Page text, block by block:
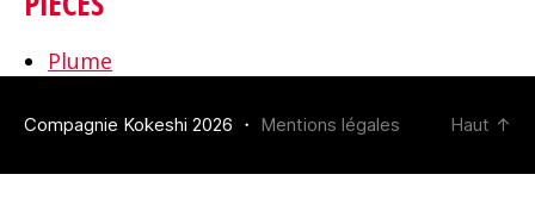
Plume
Compagnie Kokeshi 2026 ・ Mentions légales Haut ↑